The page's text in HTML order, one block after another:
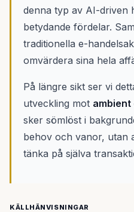
denna typ av AI-driven
betydande fördelar.
traditionella e-
omvärdera sina hela
På längre sikt ser vi
utveckling mot ambient
sker sömlöst i
behov och vanor, utan
tänka på själva
KÄLLHÄNVISNINGAR